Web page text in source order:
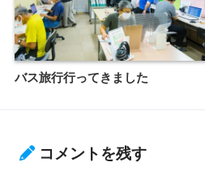
バス旅行行ってきました
コメントを残す